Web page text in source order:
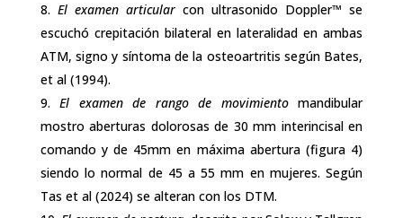
El examen articularcon ultrasonido Doppler™ se
escuchó crepitación bilateral en lateralidad en ambas
ATM, signo y síntoma de la osteoartritis según Bates,
et al (1994).
El examen de rango de movimientomandibular
mostro aberturas dolorosas de 30 mm interincisal en
comando y de 45mm en máxima abertura (figura 4)
siendo lo normal de 45 a 55 mm en mujeres. Según
Tas et al (2024) se alteran con los DTM.